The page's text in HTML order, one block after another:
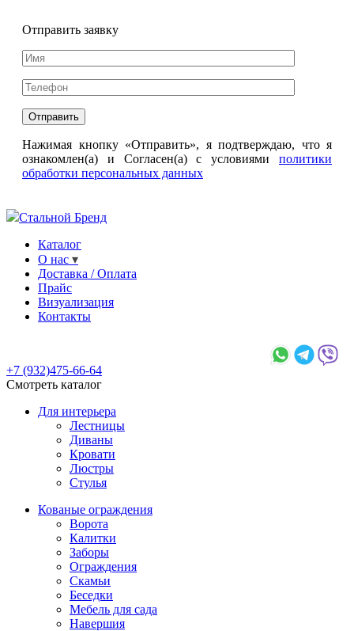
Отправить заявку
Нажимая кнопку «Отправить», я подтверждаю, что я
ознакомлен(а) и Согласен(а) с условиями политики
обработки персональных данных
Стальной Бренд
Каталог
О нас
Доставка / Оплата
Прайс
Визуализация
Контакты
+7 (932)475-66-64
Смотреть каталог
Для интерьера
Лестницы
Диваны
Кровати
Люстры
Стулья
Кованые ограждения
Ворота
Калитки
Заборы
Ограждения
Скамьи
Беседки
Мебель для сада
Навершия